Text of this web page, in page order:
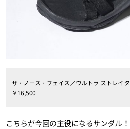
ザ・ノース・フェイス／ウルトラ ストレイ
￥16,500
こちらが今回の主役になるサンダル